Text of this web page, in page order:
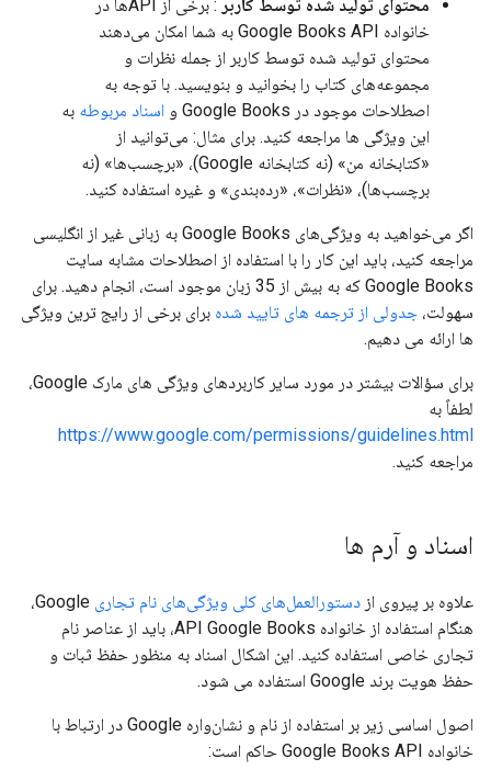
محتوای تولید شده توسط کاربر
: برخی از APIها در
خانواده Google Books API به شما امکان می‌دهند
محتوای تولید شده توسط کاربر از جمله نظرات و
مجموعه‌های کتاب را بخوانید و بنویسید. با توجه به
اصطلاحات موجود در Google Books و
اسناد مربوطه به
این ویژگی ها مراجعه کنید. برای مثال: می‌توانید از
«کتابخانه من» (نه کتابخانه Google)، «برچسب‌ها» (نه
برچسب‌ها)، «نظرات»، «رده‌بندی» و غیره استفاده کنید.
اگر می‌خواهید به ویژگی‌های Google Books به زبانی غیر از انگلیسی
مراجعه کنید، باید این کار را با استفاده از اصطلاحات مشابه سایت
Google Books که به بیش از 35 زبان موجود است، انجام دهید. برای
سهولت، جدولی از ترجمه های تایید شده برای برخی از رایج ترین ویژگی
ها ارائه می دهیم.
برای سؤالات بیشتر در مورد سایر کاربردهای ویژگی های مارک Google،
لطفاً به
https://www.google.com/permissions/guidelines.html
مراجعه کنید.
اسناد و آرم ها
علاوه بر پیروی از دستورالعمل‌های کلی ویژگی‌های نام تجاری
Google،
هنگام استفاده از خانواده API Google Books، باید از عناصر نام
تجاری خاصی استفاده کنید. این اشکال اسناد به منظور حفظ ثبات و
حفظ هویت برند Google استفاده می شود.
اصول اساسی زیر بر استفاده از نام و نشان‌واره Google در ارتباط با
خانواده Google Books API حاکم است: